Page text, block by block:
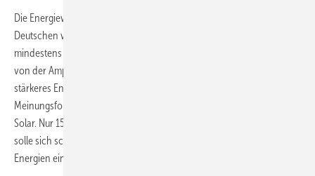
Die Energiewende bleibt den Deutschen wichtig: 83 Prozent der
Deutschen wünschen sich von der neuen Bundesregierung
mindestens so viel Einsatz für den Ausbau erneuerbarer Energien wie
von der Ampelkoalition. Mehr als die Hälfte wünscht sich sogar ein
stärkeres Engagement. Das ergab eine repräsentative Umfrage des
Meinungsforschungsinstituts im Auftrag der Fachagentur Wind und
Solar. Nur 15 Prozent geben demnach an, die neue Bundesregierung
solle sich schwächer als bislang für den Ausbau der erneuerbaren
Energien einsetzen.